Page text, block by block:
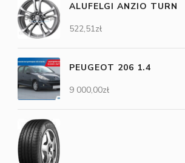
ALUFELGI ANZIO TURN
522,51zł
PEUGEOT 206 1.4
9 000,00zł